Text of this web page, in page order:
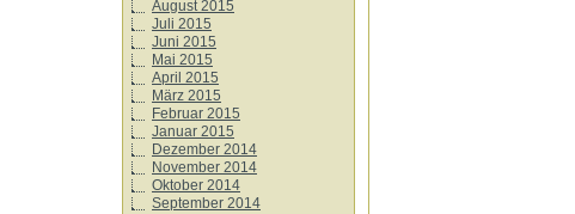
August 2015
Juli 2015
Juni 2015
Mai 2015
April 2015
März 2015
Februar 2015
Januar 2015
Dezember 2014
November 2014
Oktober 2014
September 2014